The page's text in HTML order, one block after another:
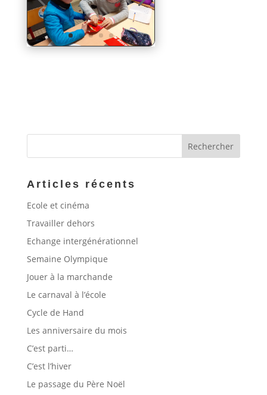
Articles récents
Ecole et cinéma
Travailler dehors
Echange intergénérationnel
Semaine Olympique
Jouer à la marchande
Le carnaval à l’école
Cycle de Hand
Les anniversaire du mois
C’est parti…
C’est l’hiver
Le passage du Père Noël